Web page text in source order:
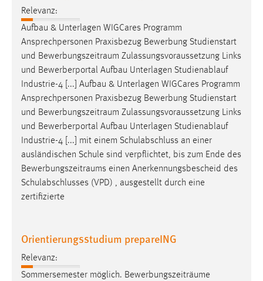
Relevanz:
Aufbau & Unterlagen WIGCares Programm
Ansprechpersonen Praxisbezug Bewerbung Studienstart
und Bewerbungszeitraum Zulassungsvoraussetzung Links
und Bewerberportal Aufbau Unterlagen Studienablauf
Industrie-4 [...] Aufbau & Unterlagen WIGCares Programm
Ansprechpersonen Praxisbezug Bewerbung Studienstart
und Bewerbungszeitraum Zulassungsvoraussetzung Links
und Bewerberportal Aufbau Unterlagen Studienablauf
Industrie-4 [...] mit einem Schulabschluss an einer
ausländischen Schule sind verpflichtet, bis zum Ende des
Bewerbungszeitraums einen Anerkennungsbescheid des
Schulabschlusses (VPD) , ausgestellt durch eine
zertifizierte
Orientierungsstudium prepareING
Relevanz:
Sommersemester möglich. Bewerbungszeiträume